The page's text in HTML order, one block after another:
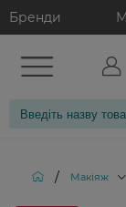
Бренди
/ Макіяж